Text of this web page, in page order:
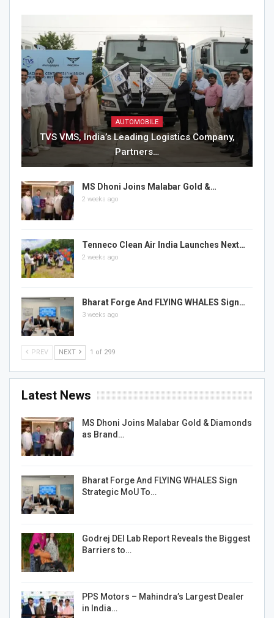
AUTOMOBILE
TVS VMS, India’s Leading Logistics Company,
Partners…
MS Dhoni Joins Malabar Gold &…
2 weeks ago
Tenneco Clean Air India Launches Next…
2 weeks ago
Bharat Forge And FLYING WHALES Sign…
3 weeks ago
PREV NEXT 1 of 299
Latest News
MS Dhoni Joins Malabar Gold & Diamonds
as Brand…
Bharat Forge And FLYING WHALES Sign
Strategic MoU To…
Godrej DEI Lab Report Reveals the Biggest
Barriers to…
PPS Motors – Mahindra’s Largest Dealer
in India…